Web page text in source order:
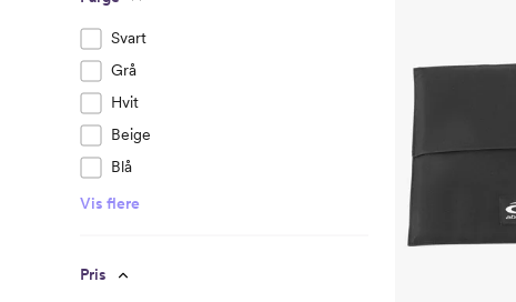
Svart
Grå
Hvit
Beige
Blå
Vis flere
Pris